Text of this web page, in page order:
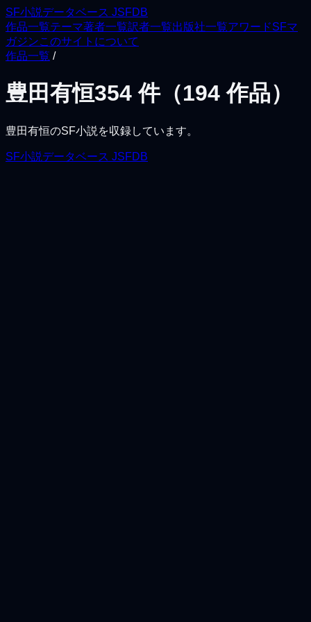
SF小説データベース JSFDB
作品一覧テーマ著者一覧訳者一覧出版社一覧アワードSFマ
ガジンこのサイトについて
作品一覧 /
豊田有恒354 件（194 作品）
豊田有恒のSF小説を収録しています。
SF小説データベース JSFDB